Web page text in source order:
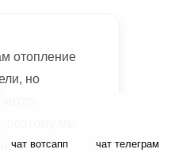
отопление
но
чат вотсапп чат телеграм